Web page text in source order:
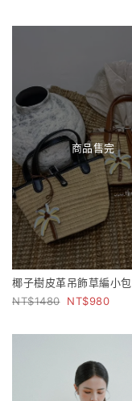
商品售完
椰子樹皮革吊飾草編小包
1480
980